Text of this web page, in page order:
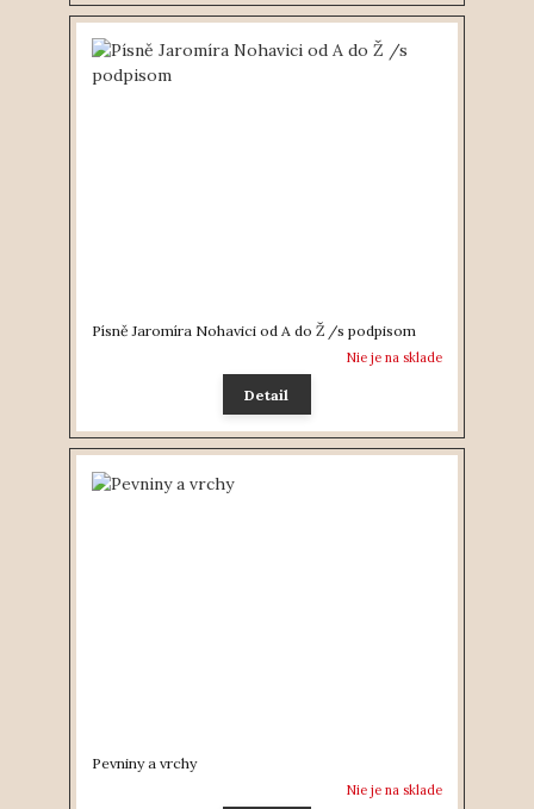
Písně Jaromíra Nohavici od A do Ž /s podpisom
Nie je na sklade
Detail
Pevniny a vrchy
Nie je na sklade